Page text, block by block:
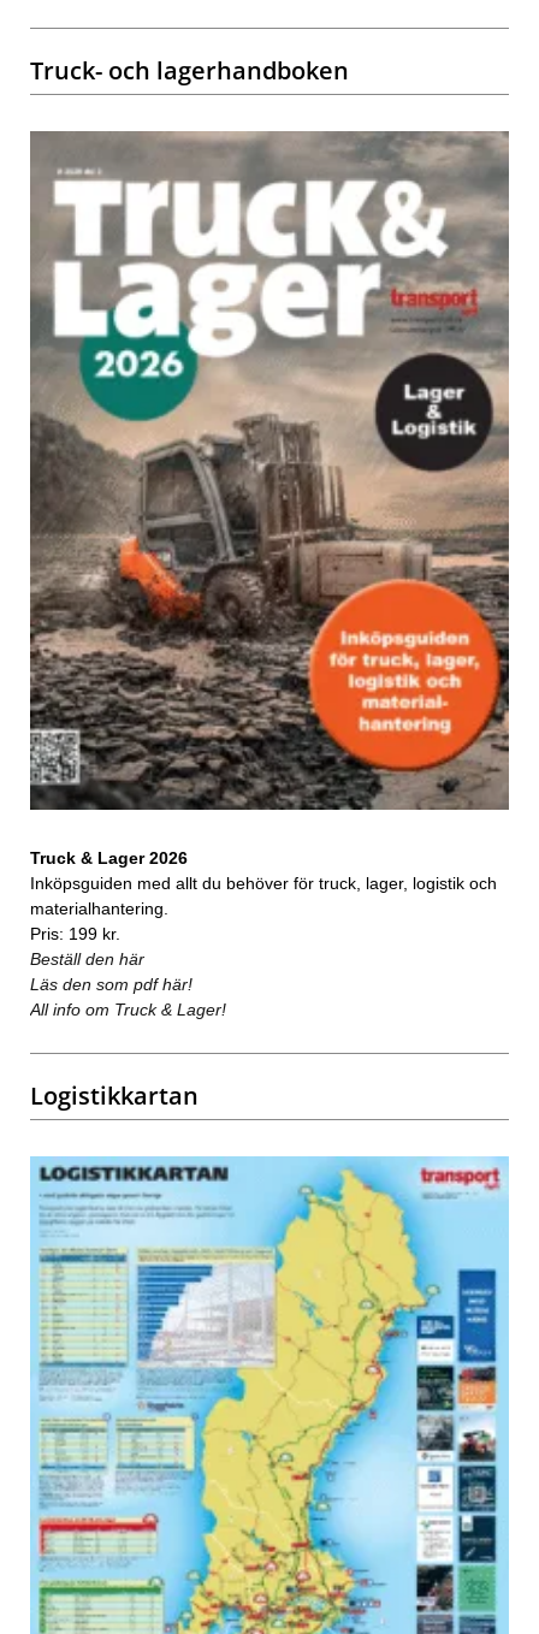
Truck- och lagerhandboken
Truck & Lager 2026
Inköpsguiden med allt du behöver för truck, lager, logistik och
materialhantering.
Pris: 199 kr.
Beställ den här
Läs den som pdf här!
All info om Truck & Lager!
Logistikkartan